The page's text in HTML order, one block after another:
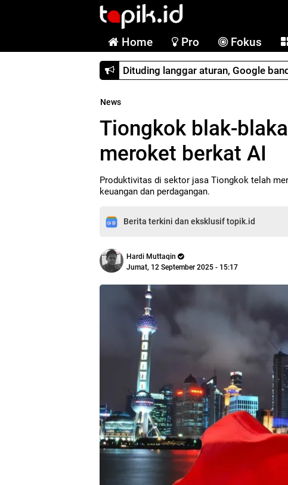
Home Pro Fokus
Dituding langgar aturan, Google
News
Tiongkok blak-
meroket berkat AI
Produktivitas di sektor jasa Tiongkok telah
keuangan dan perdagangan.
Berita terkini dan eksklusif topik.id
Hardi Muttaqin
Jumat, 12 September 2025 - 15:17